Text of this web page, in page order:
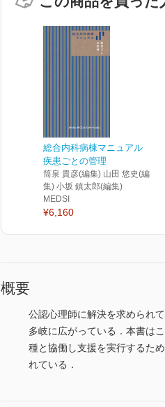
総合内科病棟マニュアル
疾患ごとの管理
筒泉 貴彦(編集) 山田 悠史(編
集) 小坂 鎮太郎(編集)
MEDSI
¥6,160
概要
公認心理師に解決を求められ
多岐に広がっている．本書は
種と協働し支援を実行するた
れている．